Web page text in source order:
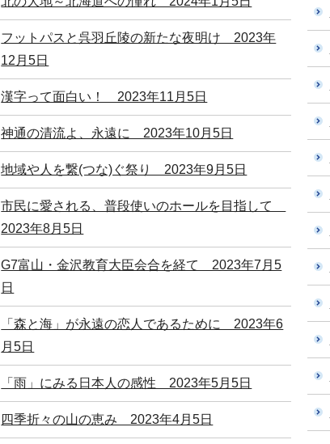
フットパスと呉羽丘陵の新たな夜明け 2023年
12月5日
漢字って面白い！ 2023年11月5日
神通の清流よ、永遠に 2023年10月5日
地域や人を繋(つな)ぐ祭り 2023年9月5日
市民に愛される、普段使いのホールを目指して
2023年8月5日
G7富山・金沢教育大臣会合を経て 2023年7月5
日
「森と海」が永遠の恋人であるために 2023年6
月5日
「雨」にみる日本人の感性 2023年5月5日
四季折々の山の恵み 2023年4月5日